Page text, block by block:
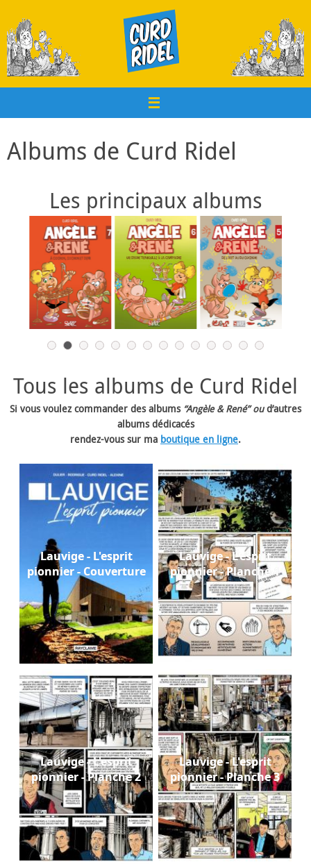
contenu
Albums de Curd Ridel
Les principaux albums
Tous les albums de Curd Ridel
Si vous voulez commander des albums “Angèle & René” oud’autres
albums dédicacés
rendez-vous sur ma boutique en ligne.
Lauvige - L'esprit
pionnier - Couverture
Lauvige - L'esprit
pionnier - Planche 1
Lauvige - L'esprit
pionnier - Planche 2
Lauvige - L'esprit
pionnier - Planche 3